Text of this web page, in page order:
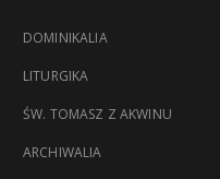
DOMINIKALIA
LITURGIKA
ŚW. TOMASZ Z AKWINU
ARCHIWALIA